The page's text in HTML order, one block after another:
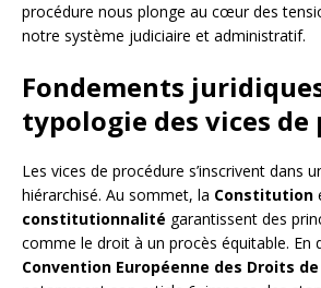
procédure nous plonge au cœur des
notre système judiciaire et administratif.
Fondements
typologie des vices de
Les vices de procédure s’inscrivent dans
hiérarchisé. Au sommet, la Constitution
constitutionnalité garantissent des
comme le droit à un procès équitable. En
Convention Européenne des Droits de